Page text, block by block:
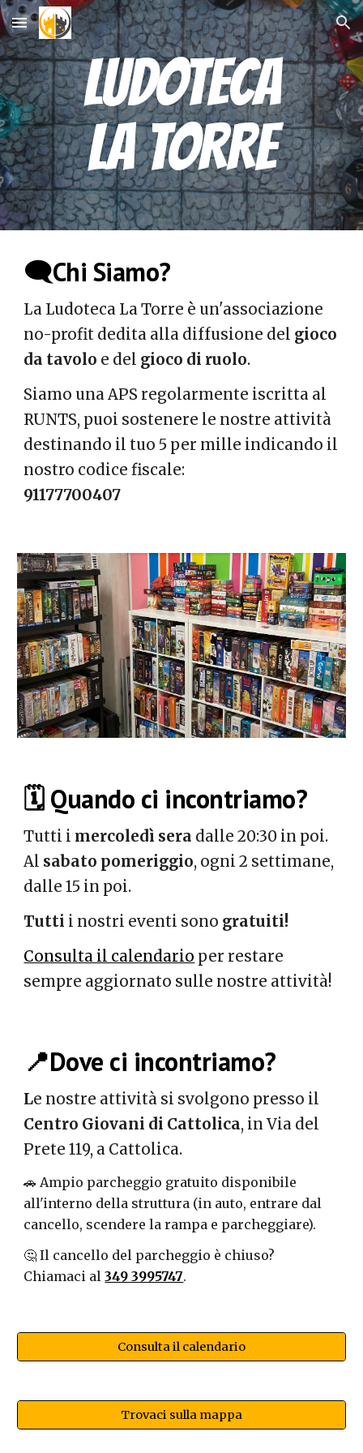
Skip to main content Skip to navigation
LUDOTECA
LA TORRE
🗨️Chi Siamo?
La Ludoteca La Torre è un'associazione
no-profit dedita alla diffusione del gioco
da tavolo e del gioco di ruolo.
Siamo una APS regolarmente iscritta al
RUNTS, puoi sostenere le nostre attività
destinando il tuo 5 per mille indicando il
nostro codice fiscale:
91177700407
🗓️ Quando ci incontriamo?
Tutti i mercoledì sera dalle 20:30 in poi.
Al sabato pomeriggio, ogni 2 settimane,
dalle 15 in poi.
Tutti i nostri eventi sono gratuiti!
Consulta il calendario per restare
sempre aggiornato sulle nostre attività!
📍Dove ci incontriamo?
Le nostre attività si svolgono presso il
Centro Giovani di Cattolica, in Via del
Prete 119, a Cattolica.
🚗 Ampio parcheggio gratuito disponibile
all'interno della struttura (in auto, entrare dal
cancello, scendere la rampa e parcheggiare).
🤔 Il cancello del parcheggio è chiuso?
Chiamaci al349 3995747.
Consulta il calendario
Trovaci sulla mappa